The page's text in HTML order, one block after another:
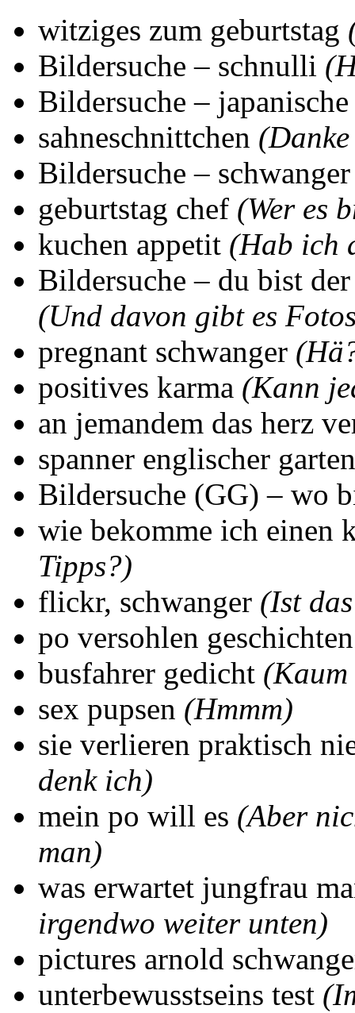
witziges zum geburtstag
Bildersuche – schnulli
Bildersuche –
sahneschnittchen
Bildersuche –
geburtstag chef (Wer es
kuchen appetit (Hab ich
Bildersuche – du bist
(Und davon gibt es
pregnant schwanger
positives karma (Kann
an jemandem das herz
spanner englischer
Bildersuche (GG) – wo
wie bekomme ich einen
Tipps?)
flickr, schwanger (Ist
po versohlen
busfahrer gedicht (Kaum
sex pupsen (Hmmm)
sie verlieren praktisch
denk ich)
mein po will es (Aber
man)
was erwartet jungfrau
irgendwo weiter unten)
pictures arnold
unterbewusstseins test